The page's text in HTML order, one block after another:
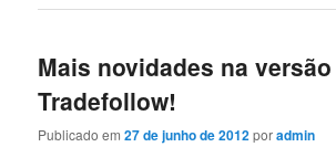
Mais novidades na
Tradefollow!
Publicado em27 de junho de 2012poradmin